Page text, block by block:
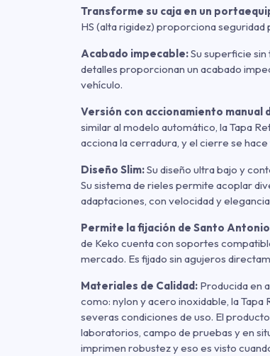
Transforme su caja en un
HS (alta rigidez) proporciona seguridad
Acabado impecable:Su superficie
detalles proporcionan un acabado
vehículo.
Versión con accionamiento manual
similar al modelo automático, la Tapa
acciona la cerradura, y el cierre se
Diseño Slim:Su diseño ultra bajo y
Su sistema de rieles permite acoplar
adaptaciones, con velocidad y
Permite la fijación de Santo
de Keko cuenta con soportes
mercado. Es fijado sin agujeros
Materiales de Calidad: Producida en
como: nylon y acero inoxidable, la
severas condiciones de uso. El
laboratorios, campo de pruebas y en
imprimen robustez y eso es visto